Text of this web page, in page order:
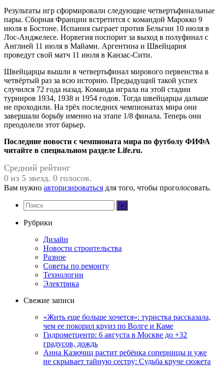
Результаты игр сформировали следующие четвертьфинальные
пары. Сборная Франции встретится с командой Марокко 9
июля в Бостоне. Испания сыграет против Бельгии 10 июля в
Лос-Анджелесе. Норвегия поспорит за выход в полуфинал с
Англией 11 июля в Майами. Аргентина и Швейцария
проведут свой матч 11 июля в Канзас-Сити.
Швейцарцы вышли в четвертьфинал мирового первенства в
четвёртый раз за всю историю. Предыдущий такой успех
случился 72 года назад. Команда играла на этой стадии
турниров 1934, 1938 и 1954 годов. Тогда швейцарцы дальше
не проходили. На трёх последних чемпионатах мира они
завершали борьбу именно на этапе 1/8 финала. Теперь они
преодолели этот барьер.
Последние новости с чемпионата мира по футболу ФИФА
читайте в специальном разделе Life.ru.
Средний рейтинг
0 из 5 звезд. 0 голосов.
Вам нужно авторизироваться для того, чтобы проголосовать.
Рубрики
Дизайн
Новости строительства
Разное
Советы по ремонту
Технологии
Электрика
Свежие записи
«Жить еще больше хочется»: туристка рассказала,
чем ее покорил круиз по Волге и Каме
Гидрометцентр: 6 августа в Москве до +32
градусов, дождь
Анна Казючиц растит ребёнка соперницы и уже
не скрывает тайную сестру: Судьба круче сюжета